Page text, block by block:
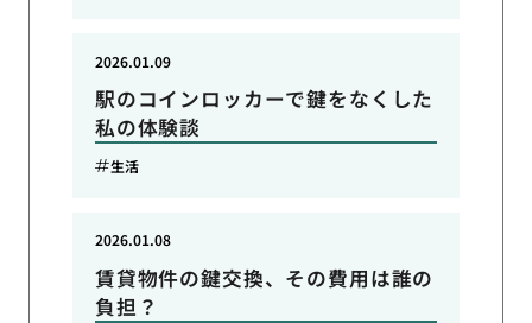
駅のコインロッカーで鍵をなくした
私の体験談
2026.01.09
生活
賃貸物件の鍵交換、その費用は誰の
負担？
2026.01.08